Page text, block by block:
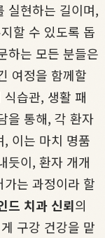
실현하는 길이며,
할 수 있도록 돕
하는 모든 분들은
여정을 함께할
습관, 생활 패
을 통해, 각 환자
이는 마치 명품
듯이, 환자 개개
는 과정이라 할
드 치과 신뢰의
구강 건강을 맡